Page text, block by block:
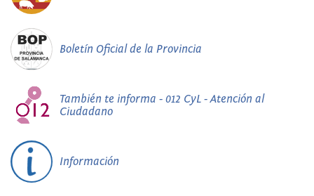
Boletín Oficial de la Provincia
También te informa - 012 CyL - Atención al
Ciudadano
Información